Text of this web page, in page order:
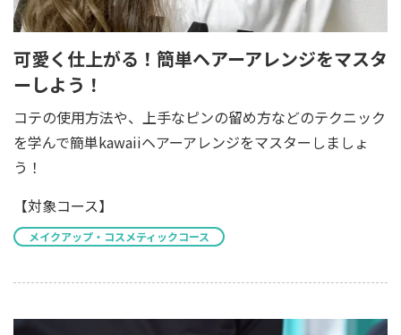
可愛く仕上がる！簡単ヘアーアレンジをマスタ
ーしよう！
コテの使用方法や、上手なピンの留め方などのテクニック
を学んで簡単kawaiiヘアーアレンジをマスターしましょ
う！
【対象コース】
メイクアップ・コスメティックコース